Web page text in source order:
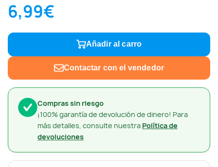
Compras sin riesgo
¡100% garantía de devolución de dinero! Para
más detalles, consulte nuestra Política de
devoluciones
6,99€
Añadir al carro
Contactar con el vendedor